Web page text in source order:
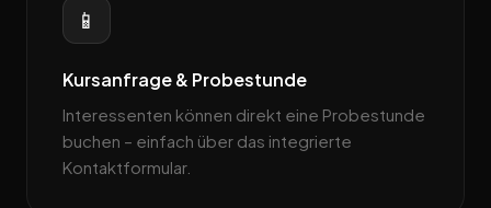
📱
Kursanfrage & Probestunde
Interessenten können direkt eine Probestunde
buchen – einfach über das integrierte
Kontaktformular.